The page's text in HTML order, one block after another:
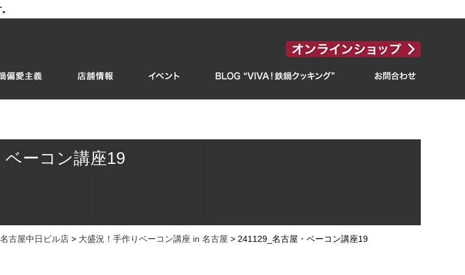
ベーコン講座19
名古屋中日ビル店 > 大盛況！手作りベーコン講座 in 名古屋 > 241129_名古屋・ベーコン講座19